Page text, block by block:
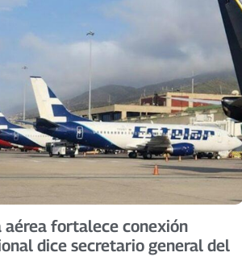
aérea fortalece conexión
dice secretario general del